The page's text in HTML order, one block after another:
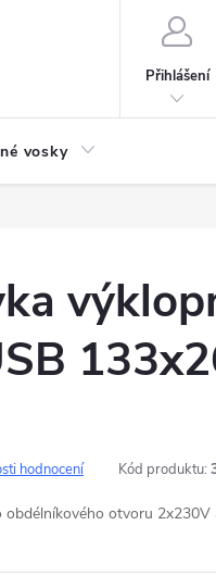
Přihlášení
vosky
hodnocení Kód produktu:
otvoru 2x230V